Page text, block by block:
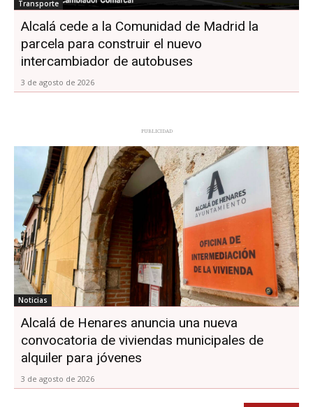
Transporte
Alcalá cede a la Comunidad de Madrid la
parcela para construir el nuevo
intercambiador de autobuses
3 de agosto de 2026
PUBLICIDAD
Noticias
Alcalá de Henares anuncia una nueva
convocatoria de viviendas municipales de
alquiler para jóvenes
3 de agosto de 2026